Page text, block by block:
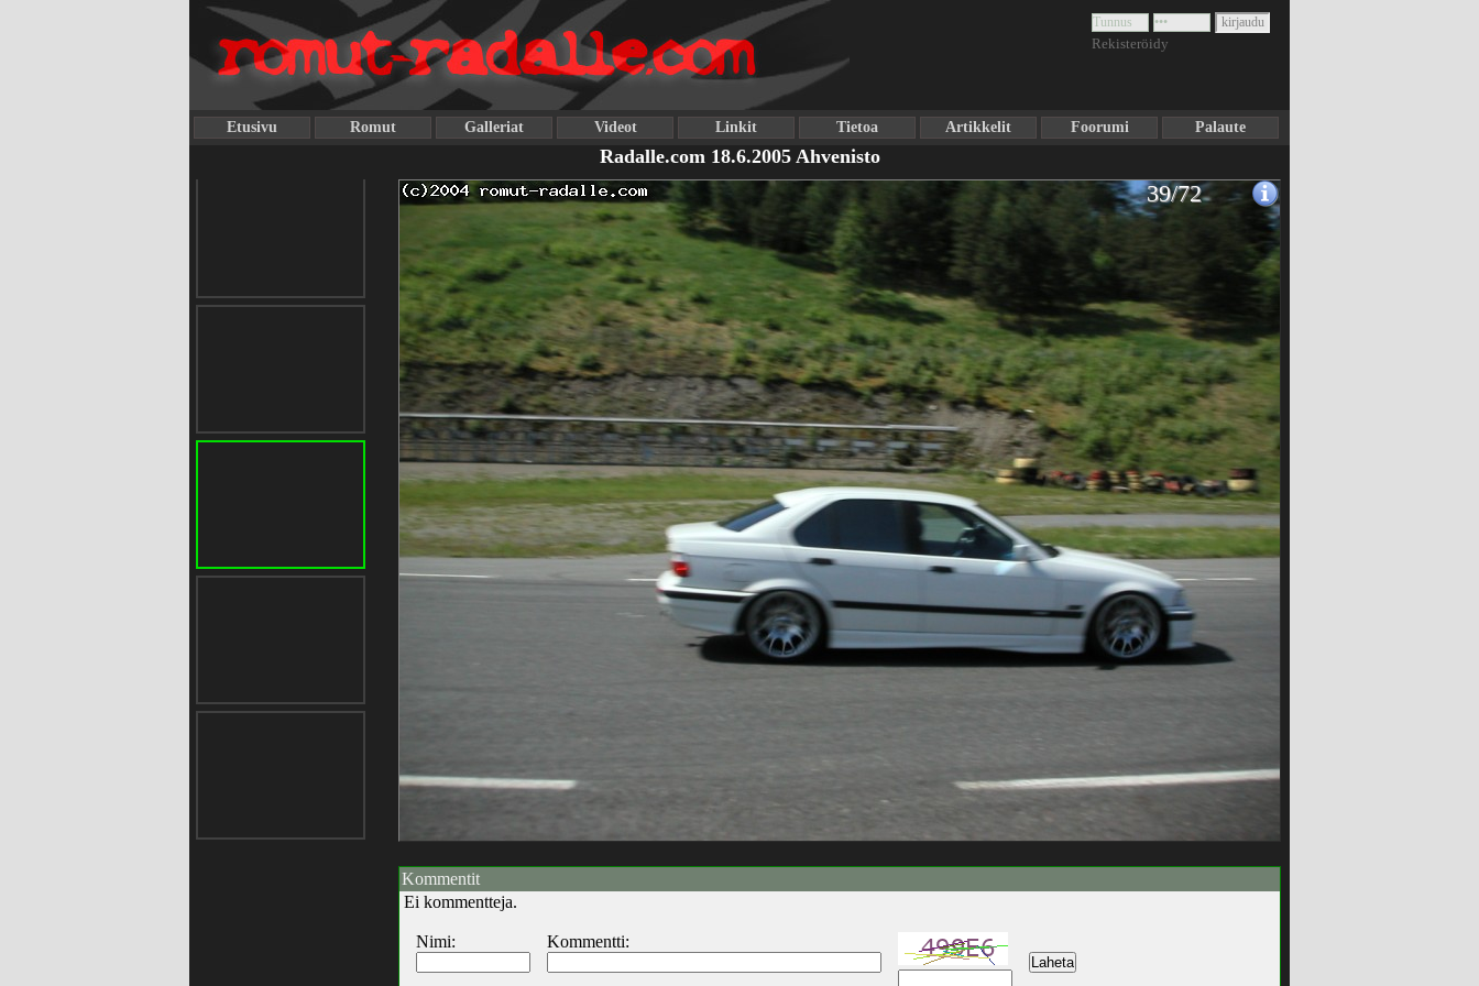
Rekisteröidy
Etusivu Romut Galleriat Videot Linkit Tietoa Artikkelit Foorumi Palaute
Radalle.com 18.6.2005 Ahvenisto
39/72
Kommentit
Ei kommentteja.
Nimi: Kommentti: